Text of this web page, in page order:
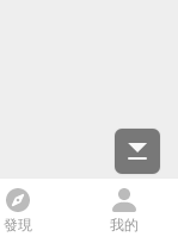
發現 我的